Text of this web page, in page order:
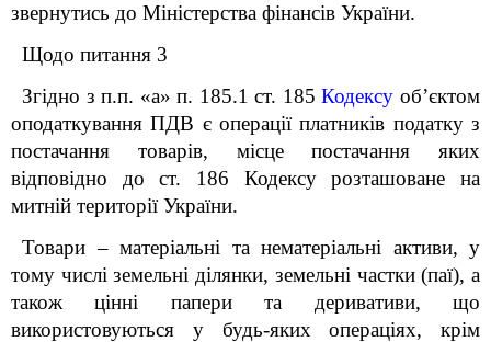
звернутись до Міністерства фінансів України.
Щодо питання 3
Згідно з п.п. «а» п. 185.1 ст. 185Кодексу об’єктом
оподаткування ПДВ є операції платників податку з
постачання товарів, місце постачання яких
відповідно до ст. 186 Кодексу розташоване на
митній території України.
Товари – матеріальні та нематеріальні активи, у
тому числі земельні ділянки, земельні частки (паї), а
також цінні папери та деривативи, що
використовуються у будь-яких операціях, крім